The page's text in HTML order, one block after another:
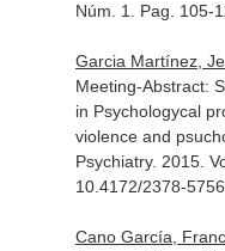
Núm. 1. Pag. 105-
Garcia Martínez,
Meeting-Abstract:
in Psychologycal
violence and
Psychiatry. 2015.
10.4172/2378-
Cano García,